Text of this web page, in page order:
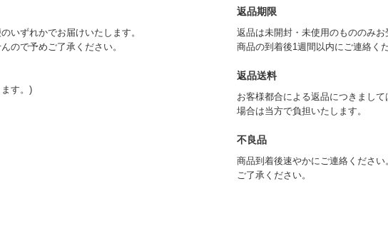
いずれかでお届けいたします。
ので予めご了承ください。
す。)
返品期限
返品は未開封・未使用のもののみ
商品の到着後1週間以内にご連絡く
返品送料
お客様都合による返品につきまし
場合は当方で負担いたします。
不良品
商品到着後速やかにご連絡くださ
ご了承ください。